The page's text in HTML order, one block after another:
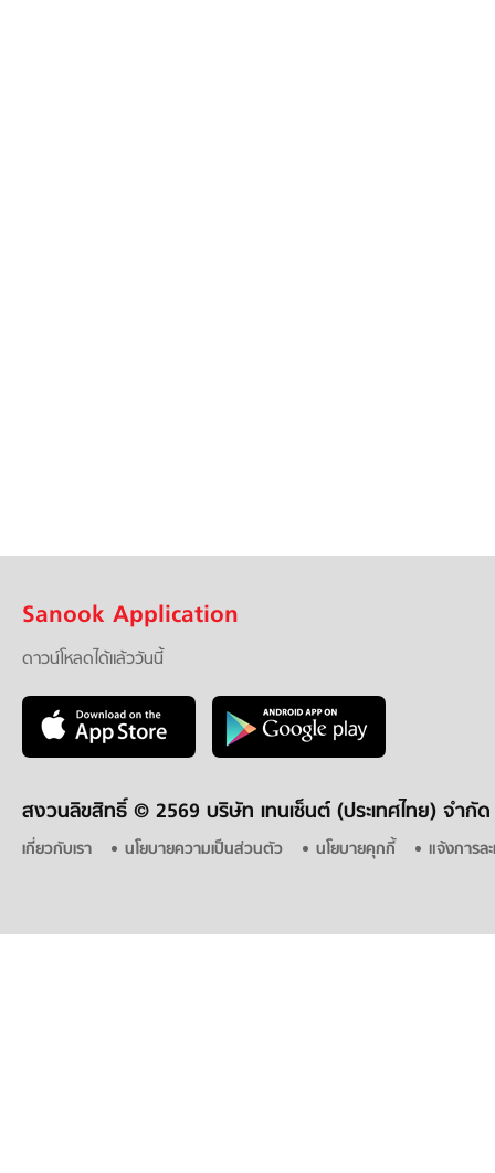
Sanook Application
ดาวน์โหลดได้แล้ววันนี้
สงวนลิขสิทธิ์ © 2569 บริษัท เทนเซ็นต์ (ประเทศไทย) จำกัด
เกี่ยวกับเรา นโยบายความเป็นส่วนตัว นโยบายคุกกี้ แจ้งการล